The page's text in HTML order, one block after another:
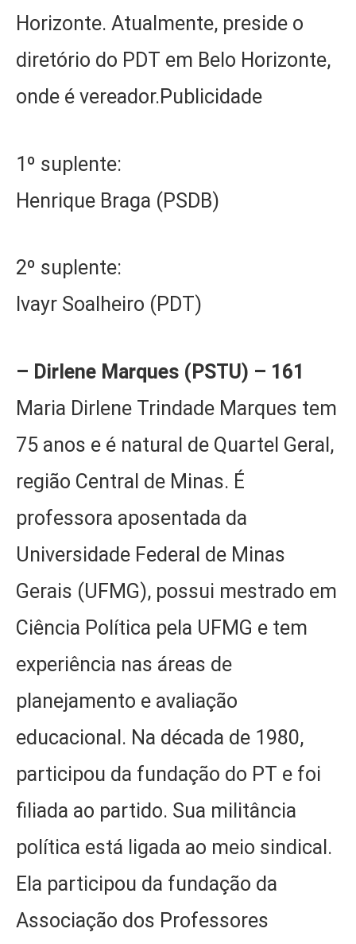
Horizonte. Atualmente, preside o
diretório do PDT em Belo Horizonte,
onde é vereador.Publicidade
1º suplente:
Henrique Braga (PSDB)
2º suplente:
Ivayr Soalheiro (PDT)
– Dirlene Marques (PSTU) – 161
Maria Dirlene Trindade Marques tem
75 anos e é natural de Quartel Geral,
região Central de Minas. É
professora aposentada da
Universidade Federal de Minas
Gerais (UFMG), possui mestrado em
Ciência Política pela UFMG e tem
experiência nas áreas de
planejamento e avaliação
educacional. Na década de 1980,
participou da fundação do PT e foi
filiada ao partido. Sua militância
política está ligada ao meio sindical.
Ela participou da fundação da
Associação dos Professores